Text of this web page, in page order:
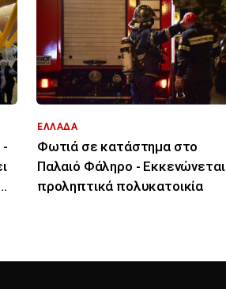
-
ΕΛΛΑΔΑ
Φωτιά σε κατάστημα στο
Παλαιό Φάληρο - Εκκενώνεται
προληπτικά πολυκατοικία